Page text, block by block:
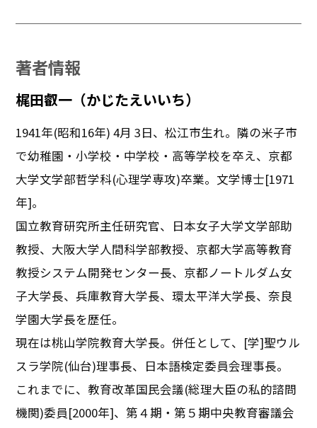
著者情報
梶田叡一（かじたえいいち）
1941年(昭和16年) 4月 3日、松江市生れ。隣の米子市
で幼稚園・小学校・中学校・高等学校を卒え、京都
大学文学部哲学科(心理学専攻)卒業。文学博士[1971
年]。
国立教育研究所主任研究官、日本女子大学文学部助
教授、大阪大学人間科学部教授、京都大学高等教育
教授システム開発センター長、京都ノートルダム女
子大学長、兵庫教育大学長、環太平洋大学長、奈良
学園大学長を歴任。
現在は桃山学院教育大学長。併任として、[学]聖ウル
スラ学院(仙台)理事長、日本語検定委員会理事長。
これまでに、教育改革国民会議(総理大臣の私的諮問
機関)委員[2000年]、第４期・第５期中央教育審議会